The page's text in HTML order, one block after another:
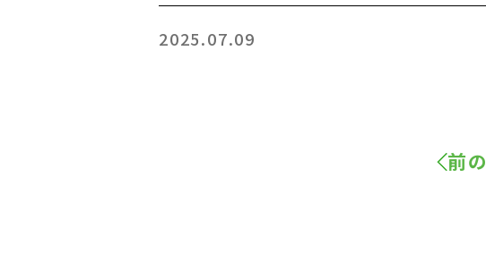
2025.07.09
前